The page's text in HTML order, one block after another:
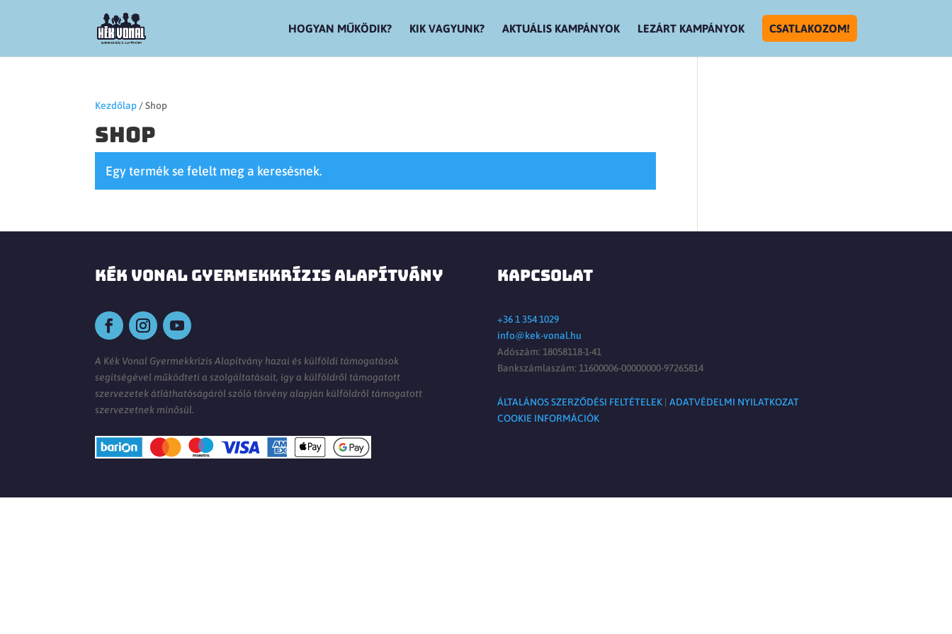
HOGYAN MŰKÖDIK? KIK VAGYUNK? AKTUÁLIS KAMPÁNYOK LEZÁRT KAMPÁNYOK CSATLAKOZOM!
Kezdőlap / Shop
Shop
Egy termék se felelt meg a keresésnek.
KÉK VONAL GYERMEKKRÍZIS ALAPÍTVÁNY
A Kék Vonal Gyermekkrízis Alapítvány hazai és külföldi támogatások
segítségével működteti a szolgáltatásait, így a külföldről támogatott
szervezetek átláthatóságáról szóló törvény alapján külföldről támogatott
szervezetnek minősül.
KAPCSOLAT
+36 1 354 1029
info@kek-vonal.hu
Adószám: 18058118-1-41
Bankszámlaszám: 11600006-00000000-97265814
ÁLTALÁNOS SZERZŐDÉSI FELTÉTELEK| ADATVÉDELMI NYILATKOZAT
COOKIE INFORMÁCIÓK